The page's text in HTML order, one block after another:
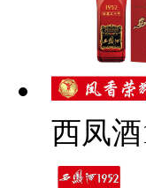
西凤酒